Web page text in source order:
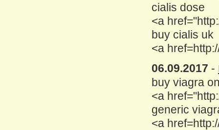
cialis dose
<a
buy cialis uk
<a
06.09.2017 -
buy viagra
<a
generic
<a